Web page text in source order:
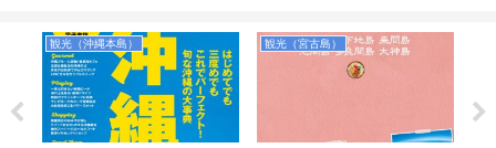
観光（沖縄本島） 観光（宮古島）